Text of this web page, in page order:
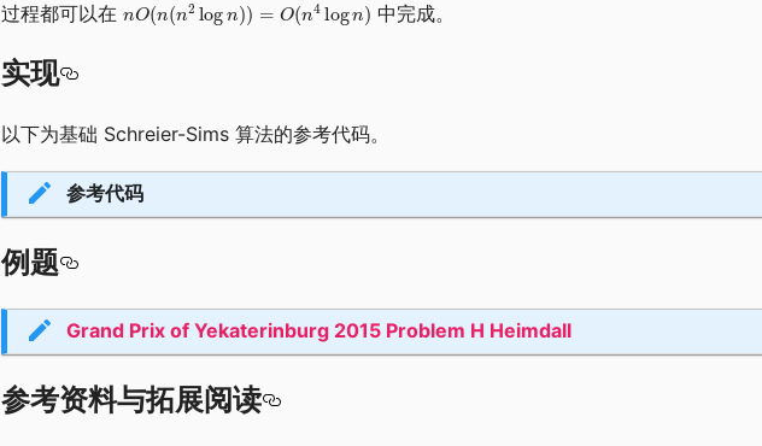
过程都可以在
中完成。
实现
以下为基础 Schreier-Sims 算法的参考代码。
参考代码
例题
Grand Prix of Yekaterinburg 2015 Problem H Heimdall
参考资料与拓展阅读